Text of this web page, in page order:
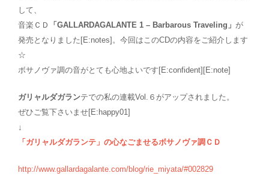
して、
音楽ＣＤ
「GALLARDAGALANTE 1 – Barbarous Traveling」 が
発売となりました[E:notes]。今回はこのCDの内容をご紹介します
☆
ボサノヴァ調の音がとても心地よいです[E:confident][E:note]
ガリャルダガランテでの私の連載Vol.６がアップされました。
ぜひご覧下さいませ[E:happy01]
↓
「ガリャルダガランテ」の心なごませるボサノヴァ調ＣＤ
http://www.gallardagalante.com/blog/rie_miyata/#002829